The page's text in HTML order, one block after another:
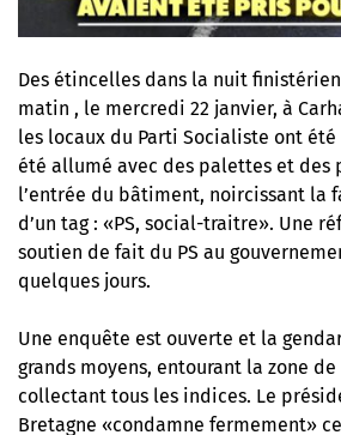
Des étincelles dans la nuit
matin , le mercredi 22 janvier, à
les locaux du Parti Socialiste ont été
été allumé avec des palettes et des
l’entrée du bâtiment, noircissant la
d’un tag : «PS, social-traitre». Une
soutien de fait du PS au
quelques jours.
Une enquête est ouverte et la
grands moyens, entourant la zone
collectant tous les indices. Le
Bretagne «condamne fermement»